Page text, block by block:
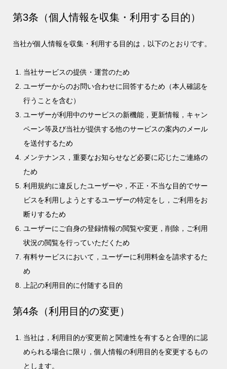
第3条（個人情報を収集・利用する目的）
当社が個人情報を収集・利用する目的は，以下のとおりです。
当社サービスの提供・運営のため
ユーザーからのお問い合わせに回答するため（本人確認を
行うことを含む）
ユーザーが利用中のサービスの新機能，更新情報，キャン
ペーン等及び当社が提供する他のサービスの案内のメール
を送付するため
メンテナンス，重要なお知らせなど必要に応じたご連絡の
ため
利用規約に違反したユーザーや，不正・不当な目的でサー
ビスを利用しようとするユーザーの特定をし，ご利用をお
断りするため
ユーザーにご自身の登録情報の閲覧や変更，削除，ご利用
状況の閲覧を行っていただくため
有料サービスにおいて，ユーザーに利用料金を請求するた
め
上記の利用目的に付随する目的
第4条（利用目的の変更）
当社は，利用目的が変更前と関連性を有すると合理的に認
められる場合に限り，個人情報の利用目的を変更するもの
とします。